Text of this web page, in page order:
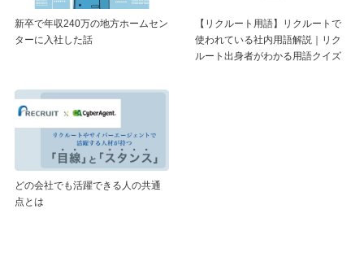
新卒で年収240万の地方ホームセン
ターに入社した話
【リクルート用語】リクルートで
使われている社内用語解説｜リク
ルート出身者がわかる用語クイズ
どの会社でも活躍できる人の共通
点とは